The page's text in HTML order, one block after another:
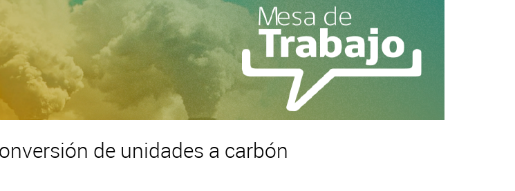
de unidades a carbón